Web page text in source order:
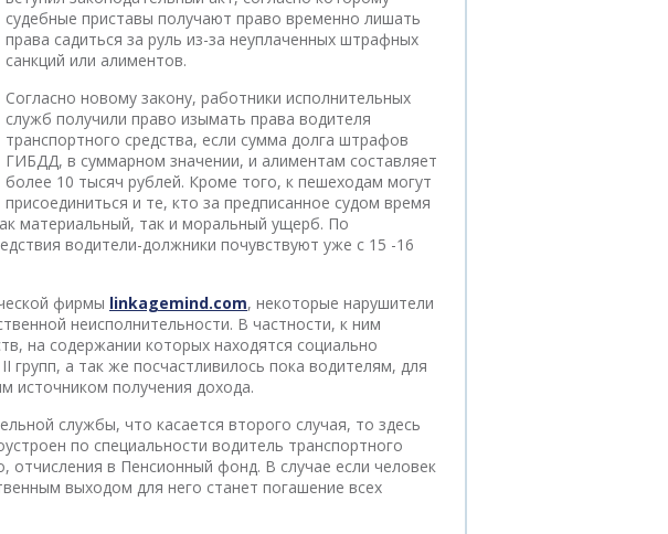
судебные приставы получают право временно лишать
права садиться за руль из-за неуплаченных штрафных
санкций или алиментов.
Согласно новому закону, работники исполнительных
служб получили право изымать права водителя
транспортного средства, если сумма долга штрафов
ГИБДД, в суммарном значении, и алиментам составляет
более 10 тысяч рублей. Кроме того, к пешеходам могут
присоединиться и те, кто за предписанное судом время
материальный, так и моральный ущерб. По
водители-должники почувствуют уже с 15 -16
фирмы linkagemind.com, некоторые нарушители
неисполнительности. В частности, к ним
на содержании которых находятся социально
групп, а так же посчастливилось пока водителям, для
источником получения дохода.
службы, что касается второго случая, то здесь
по специальности водитель транспортного
отчисления в Пенсионный фонд. В случае если человек
выходом для него станет погашение всех